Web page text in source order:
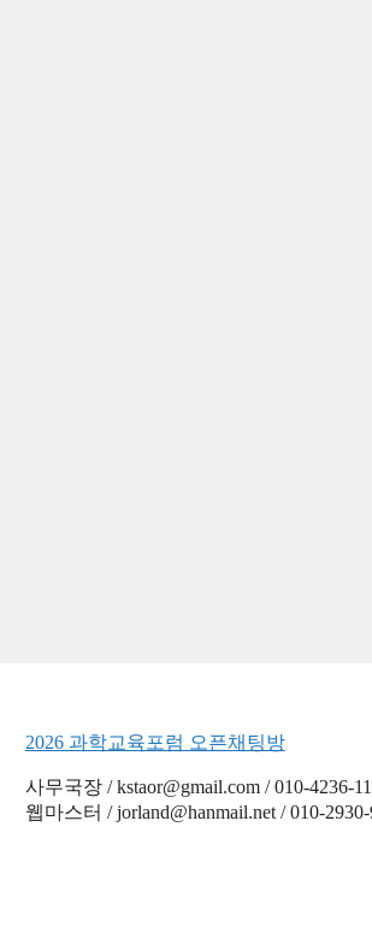
2026 과학교육포럼 오픈채팅방
사무국장 / kstaor@gmail.com / 010-4236-
웹마스터 / jorland@hanmail.net / 010-2930-